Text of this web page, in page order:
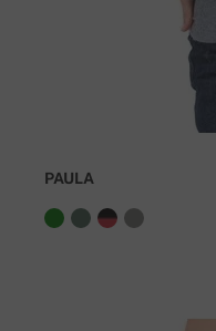
PAULA